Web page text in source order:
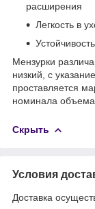
расширения
Легкость в
Мензурки
низкий, с
проставляется
номинала
Скрыть
Условия
Доставка